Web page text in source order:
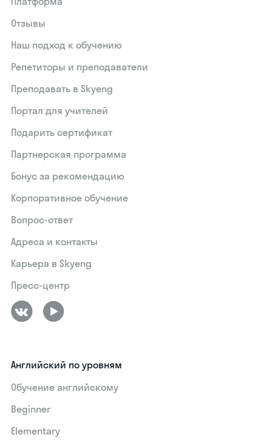
Отзывы
Наш подход к обучению
Репетиторы и преподаватели
Преподавать в Skyeng
Портал для учителей
Подарить сертификат
Партнерская программа
Бонус за рекомендацию
Корпоративное обучение
Вопрос-ответ
Адреса и контакты
Карьера в Skyeng
Пресс-центр
Английский по уровням
Обучение английскому
Beginner
Elementary